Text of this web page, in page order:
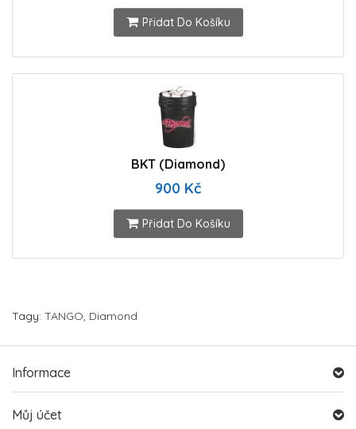
Přidat Do Košíku
BKT (Diamond)
900 Kč
Přidat Do Košíku
Tagy: TANGO, Diamond
Informace
Můj účet